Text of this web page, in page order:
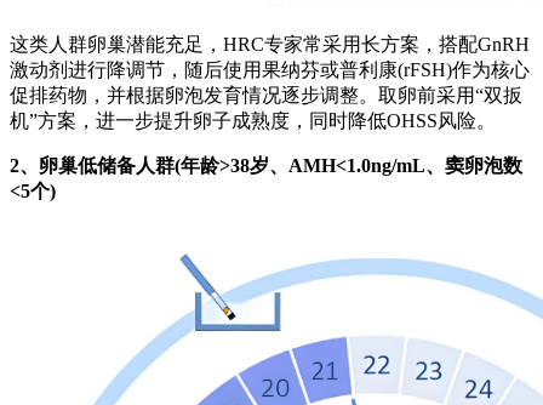
这类人群卵巢潜能充足，HRC专家常采用长方案，搭配GnRH
激动剂进行降调节，随后使用果纳芬或普利康(rFSH)作为核心
促排药物，并根据卵泡发育情况逐步调整。取卵前采用“双扳
机”方案，进一步提升卵子成熟度，同时降低OHSS风险。
2、卵巢低储备人群(年龄>38岁、AMH<1.0ng/mL、窦卵泡数
<5个)